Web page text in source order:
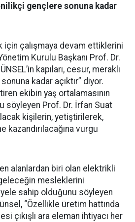
gençlere sonuna kadar
çalışmaya devam ettiklerini
Kurulu Başkanı Prof. Dr.
kapıları, cesur, meraklı
kadar açıktır” diyor.
ekibin yaş ortalamasının
söyleyen Prof. Dr. İrfan Suat
kişilerin, yetiştirilerek,
vurgu
alanlardan biri olan elektrikli
mesleklerini
sahip olduğunu söyleyen
“Özellikle üretim hattında
çıkışlı ara eleman ihtiyacı her